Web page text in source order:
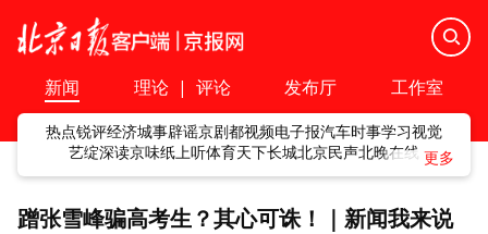
新闻 理论 | 评论 发布厅 工作室
热点锐评经济城事辟谣京剧都视频电子报汽车时事学习视觉
艺绽深读京味纸上听体育天下长城北京民声北晚在线
蹭张雪峰骗高考生？其心可诛！｜新闻我来说